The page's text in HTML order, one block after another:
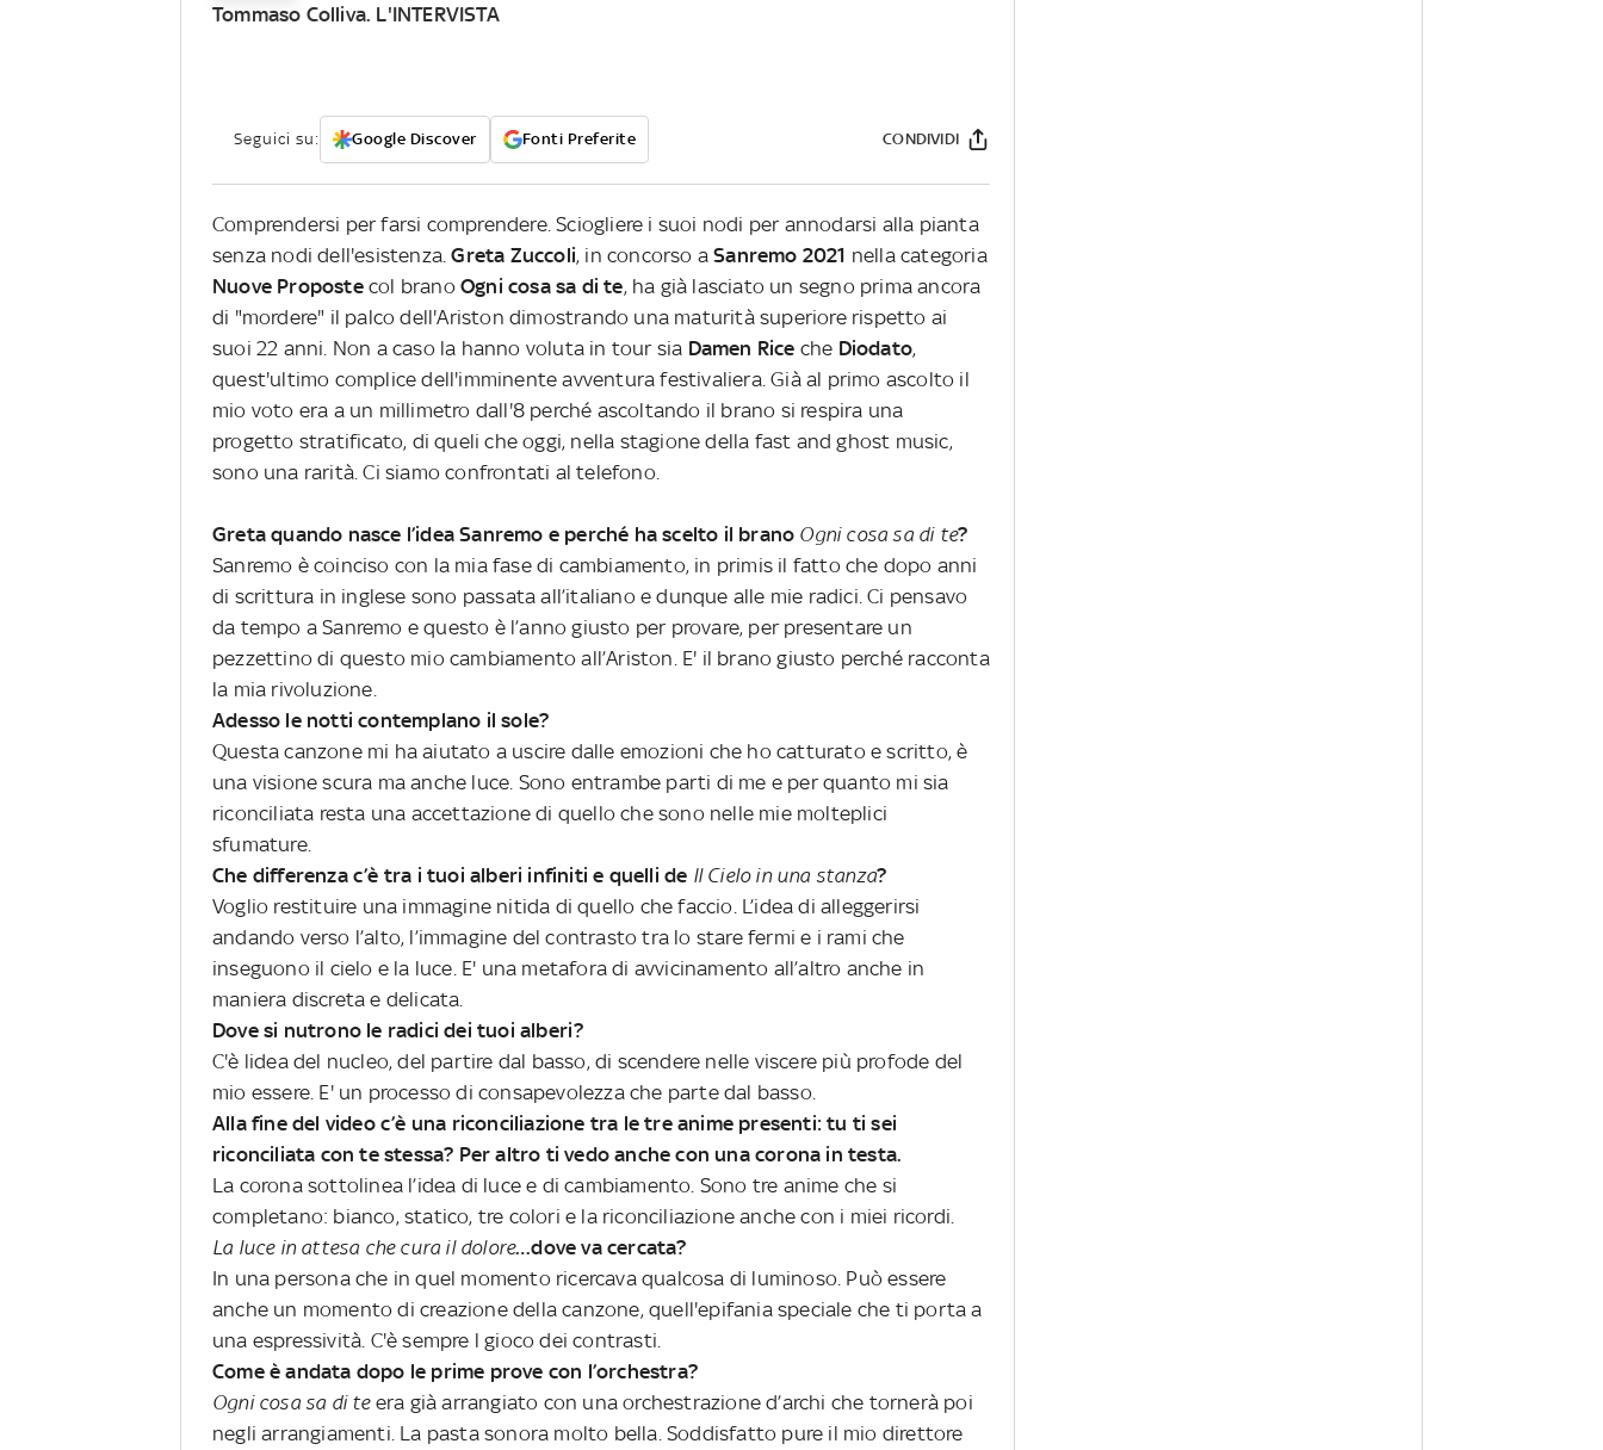
Tommaso Colliva. L'INTERVISTA
Seguici su: Google Discover Fonti Preferite CONDIVIDI
Comprendersi per farsi comprendere. Sciogliere i suoi nodi per annodarsi alla pianta
senza nodi dell'esistenza.Greta Zuccoli, in concorso aSanremo 2021 nella categoria
Nuove Propostecol branoOgni cosa sa di te, ha già lasciato un segno prima ancora
di "mordere" il palco dell'Ariston dimostrando una maturità superiore rispetto ai
suoi 22 anni. Non a caso la hanno voluta in tour sia Damen Rice che Diodato,
quest'ultimo complice dell'imminente avventura festivaliera. Già al primo ascolto il
mio voto era a un millimetro dall'8 perché ascoltando il brano si respira una
progetto stratificato, di queli che oggi, nella stagione della fast and ghost music,
sono una rarità. Ci siamo confrontati al telefono.
Greta quando nasce l’idea Sanremo e perché ha scelto il brano Ogni cosa sa di te?
Sanremo è coinciso con la mia fase di cambiamento, in primis il fatto che dopo anni
di scrittura in inglese sono passata all’italiano e dunque alle mie radici. Ci pensavo
da tempo a Sanremo e questo è l’anno giusto per provare, per presentare un
pezzettino di questo mio cambiamento all’Ariston. E' il brano giusto perché racconta
la mia rivoluzione.
Adesso le notti contemplano il sole?
Questa canzone mi ha aiutato a uscire dalle emozioni che ho catturato e scritto, è
una visione scura ma anche luce. Sono entrambe parti di me e per quanto mi sia
riconciliata resta una accettazione di quello che sono nelle mie molteplici
sfumature.
Che differenza c’è tra i tuoi alberi infiniti e quelli de Il Cielo in una stanza?
Voglio restituire una immagine nitida di quello che faccio. L’idea di alleggerirsi
andando verso l’alto, l’immagine del contrasto tra lo stare fermi e i rami che
inseguono il cielo e la luce. E' una metafora di avvicinamento all’altro anche in
maniera discreta e delicata.
Dove si nutrono le radici dei tuoi alberi?
C'è lidea del nucleo, del partire dal basso, di scendere nelle viscere più profode del
mio essere. E' un processo di consapevolezza che parte dal basso.
Alla fine del video c’è una riconciliazione tra le tre anime presenti: tu ti sei
riconciliata con te stessa? Per altro ti vedo anche con una corona in testa.
La corona sottolinea l’idea di luce e di cambiamento. Sono tre anime che si
completano: bianco, statico, tre colori e la riconciliazione anche con i miei ricordi.
La luce in attesa che cura il dolore…dove va cercata?
In una persona che in quel momento ricercava qualcosa di luminoso. Può essere
anche un momento di creazione della canzone, quell'epifania speciale che ti porta a
una espressività. C'è sempre l gioco dei contrasti.
Come è andata dopo le prime prove con l’orchestra?
Ogni cosa sa di teera già arrangiato con una orchestrazione d’archi che tornerà poi
negli arrangiamenti. La pasta sonora molto bella. Soddisfatto pure il mio direttore